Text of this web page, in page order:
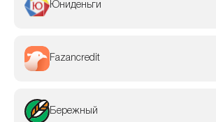
Юниденьги
Fazancredit
Бережный